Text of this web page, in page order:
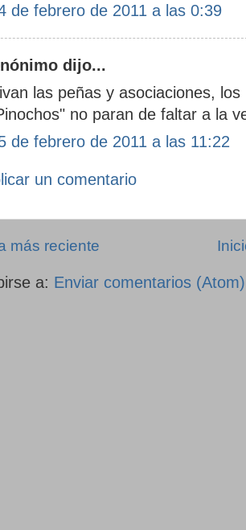
de febrero de 2011 a las 0:39
dijo...
las peñas y asociaciones,
no paran de faltar a la
de febrero de 2011 a las 11:22
un comentario
más reciente
a: Enviar comentarios (Atom)